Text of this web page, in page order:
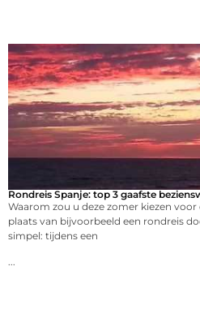
Rondreis Spanje: top 3 gaafste
Waarom zou u deze zomer kiezen
plaats van bijvoorbeeld een rondreis
simpel: tijdens een
...